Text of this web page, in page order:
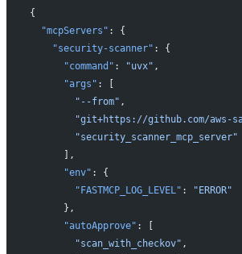
{
  "mcpServers"
: {
    "security-scanner"
: {
      "command"
: "uvx" ,
      "args"
: [
        "--from"
,
"git+https://github.com/aws-
        "security_scanner_mcp_server"
      ],
      "env"
: {
        "FASTMCP_LOG_LEVEL"
:
"ERROR"
      },
      "autoApprove"
: [
        "scan_with_checkov"
,